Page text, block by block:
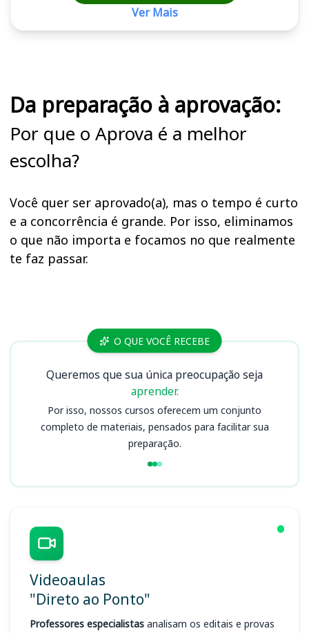
Ver Mais
Da preparação à aprovação:
Por que o Aprova é a melhor
escolha?
Você quer ser aprovado(a), mas o tempo é curto
e a concorrência é grande. Por isso, eliminamos
o que não importa e focamos no que realmente
te faz passar.
Cursos O QUE VOCÊ RECEBE
Queremos que sua única preocupação seja
aprender.
Por isso, nossos cursos oferecem um conjunto
completo de materiais, pensados para facilitar sua
preparação.
Videoaulas
"Direto ao Ponto"
Professores especialistas analisam os editais e provas